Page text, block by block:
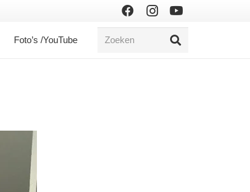
Foto’s /YouTube